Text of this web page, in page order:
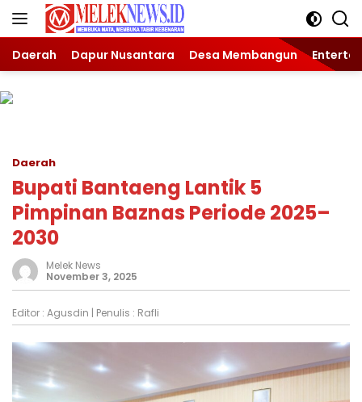
Langsung
Daerah Dapur Nusantara Desa Membangun
Daerah
Bupati Bantaeng Lantik 5
Pimpinan Baznas Periode 2025–
2030
Melek News
November 3, 2025
Editor : Agusdin | Penulis : Rafli